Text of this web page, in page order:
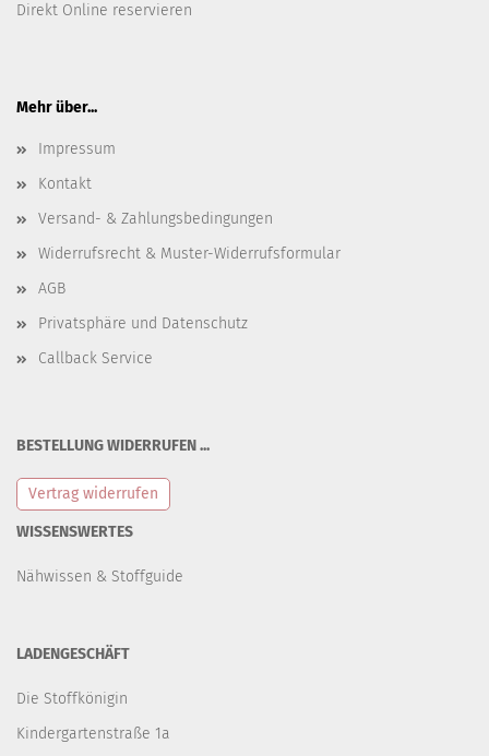
Direkt Online reservieren
Mehr über...
Impressum
Kontakt
Versand- & Zahlungsbedingungen
Widerrufsrecht & Muster-Widerrufsformular
AGB
Privatsphäre und Datenschutz
Callback Service
BESTELLUNG WIDERRUFEN ...
Vertrag widerrufen
WISSENSWERTES
Nähwissen & Stoffguide
LADENGESCHÄFT
Die Stoffkönigin
Kindergartenstraße 1a